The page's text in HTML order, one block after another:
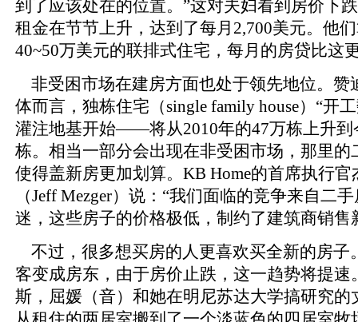
到了应该处在的位置。”这对夫妇看到房价下
租金在节节上升，达到了每月2,700美元。他
40~50万美元的联排式住宅，每月的房贷比这
非受困市场在建房方面也处于领先地位。赞
体而言，独栋住宅（single family house）“
灌注地基开始——将从2010年的47万栋上升到
栋。相当一部分会出现在非受困市场，那里的
使得盖新房更加划算。KB Home的首席执行官
（Jeff Mezger）说：“我们面临的竞争来自二
迷，这些房子的价格极低，制约了建筑商销售
不过，很多想买房的人更喜欢买全新的房子
客变成房东，由于房价止跌，这一趋势将提速
斯，屈媛（音）和她在明尼苏达大学搞研究的